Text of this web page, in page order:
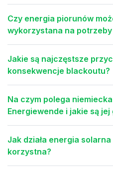
Czy energia piorunów
wykorzystana na potrzeby
Jakie są najczęstsze
konsekwencje blackoutu?
Na czym polega
Energiewende i jakie są jej
Jak działa energia
korzystna?